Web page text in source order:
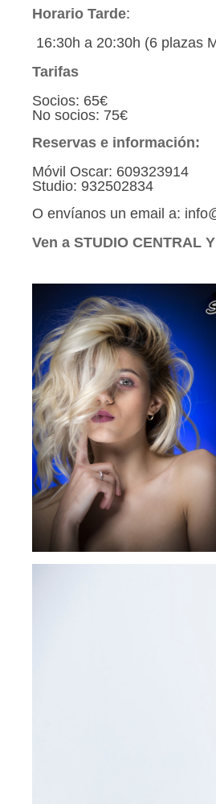
Horario Tarde:
16:30h a 20:30h (6 plazas
Tarifas
Socios: 65€
No socios: 75€
Reservas e información:
Móvil Oscar: 609323914
Studio: 932502834
O envíanos un email a:
Ven a STUDIO CENTRAL